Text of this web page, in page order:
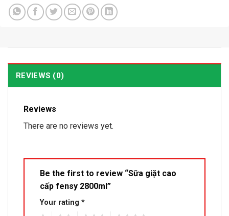
REVIEWS (0)
Reviews
There are no reviews yet.
Be the first to review “Sữa giặt cao
cấp fensy 2800ml”
Your rating *